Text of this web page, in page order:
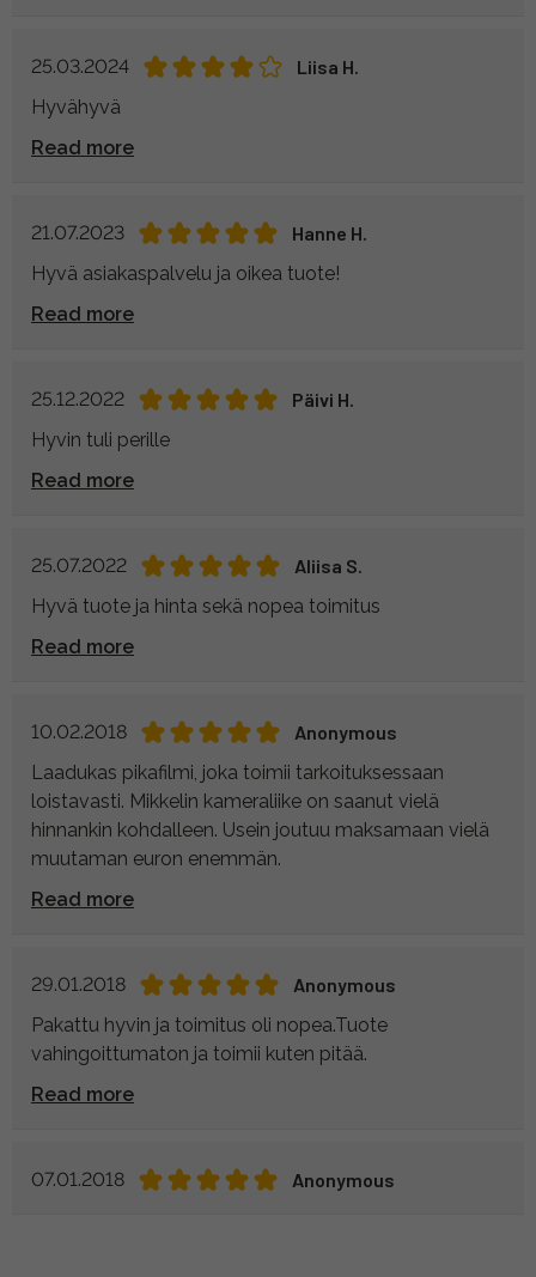
25.03.2024
Liisa H.
Hyvähyvä
Read more
21.07.2023
Hanne H.
Hyvä asiakaspalvelu ja oikea tuote!
Read more
25.12.2022
Päivi H.
Hyvin tuli perille
Read more
25.07.2022
Aliisa S.
Hyvä tuote ja hinta sekä nopea toimitus
Read more
10.02.2018
Anonymous
Laadukas pikafilmi, joka toimii tarkoituksessaan
loistavasti. Mikkelin kameraliike on saanut vielä
hinnankin kohdalleen. Usein joutuu maksamaan vielä
muutaman euron enemmän.
Read more
29.01.2018
Anonymous
Pakattu hyvin ja toimitus oli nopea.Tuote
vahingoittumaton ja toimii kuten pitää.
Read more
07.01.2018 Anonymous